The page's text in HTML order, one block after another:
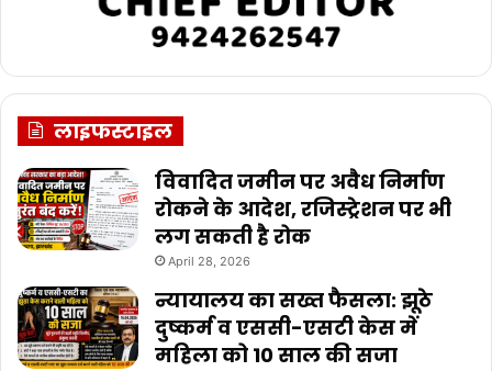
लाइफस्टाइल
विवादित जमीन पर अवैध निर्माण
रोकने के आदेश, रजिस्ट्रेशन पर भी
लग सकती है रोक
April 28, 2026
न्यायालय का सख्त फैसला: झूठे
दुष्कर्म व एससी-एसटी केस में
महिला को 10 साल की सजा